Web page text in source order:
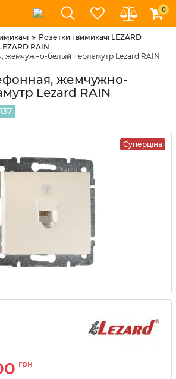
0
Розетки і вимикачі LEZARD
RAIN
жемчужно-белый перламутр Lezard RAIN
жемчужно-
Lezard RAIN
Суперціна
грн